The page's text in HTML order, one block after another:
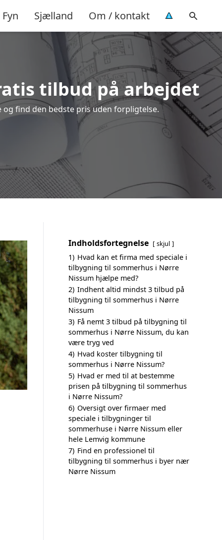
Fyn Sjælland Om / kontakt
tilbud på arbejdet
find den bedste pris uden forpligtelse.
Indholdsfortegnelse skjul
1) Hvad kan et firma med speciale i
tilbygning til sommerhus i Nørre
Nissum hjælpe med?
2) Indhent altid mindst 3 tilbud på
tilbygning til sommerhus i Nørre
Nissum
3) Få nemt 3 tilbud på tilbygning til
sommerhus i Nørre Nissum, du kan
være tryg ved
4) Hvad koster tilbygning til
sommerhus i Nørre Nissum?
5) Hvad er med til at bestemme
prisen på tilbygning til sommerhus
i Nørre Nissum?
6) Oversigt over firmaer med
speciale i tilbygninger til
sommerhuse i Nørre Nissum eller
hele Lemvig kommune
7) Find en professionel til
tilbygning til sommerhus i byer nær
Nørre Nissum